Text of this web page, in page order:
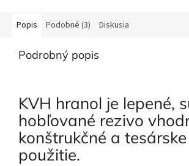
Popis Podobné (3) Diskusia
Podrobný popis
KVH hranol je lepené,
hobľované rezivo
konštrukčné a tesárske
použitie.